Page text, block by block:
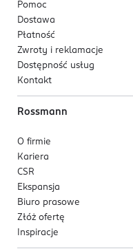
trychologiczną.
Pomoc
Dostawa
Płatność
Zwroty i reklamacje
Dostępność usług
Kontakt
Rossmann
O firmie
Kariera
CSR
Ekspansja
Biuro prasowe
Złóż ofertę
Inspiracje